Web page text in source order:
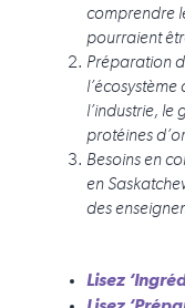
comprendre
pourraient
Préparation
l’industrie, le
protéines
Besoins en
en
des
Lisez